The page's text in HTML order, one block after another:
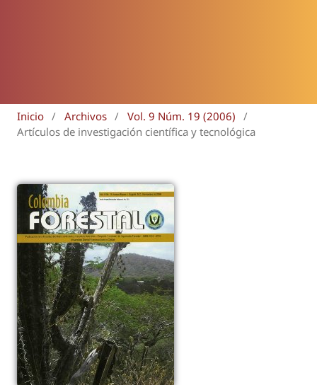
Inicio / Archivos / Vol. 9 Núm. 19 (2006)
/
Artículos de investigación científica y tecnológica